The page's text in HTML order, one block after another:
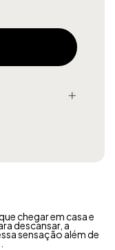
chegar em casa e
descansar, a
sensação além de